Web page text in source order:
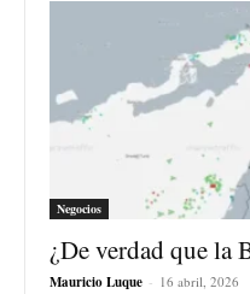
Negocios
¿De verdad que la
Mauricio Luque - 16 abril, 2026